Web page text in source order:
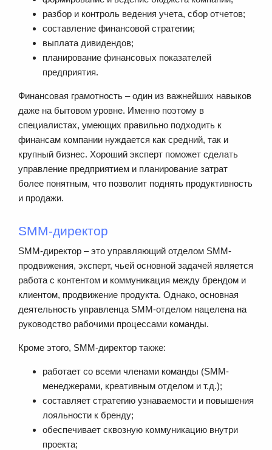
разбор и контроль ведения учета, сбор отчетов;
составление финансовой стратегии;
выплата дивидендов;
планирование финансовых показателей
предприятия.
Финансовая грамотность – один из важнейших навыков
даже на бытовом уровне. Именно поэтому в
специалистах, умеющих правильно подходить к
финансам компании нуждается как средний, так и
крупный бизнес. Хороший эксперт поможет сделать
управление предприятием и планирование затрат
более понятным, что позволит поднять продуктивность
и продажи.
SMM-директор
SMM-директор – это управляющий отделом SMM-
продвижения, эксперт, чьей основной задачей является
работа с контентом и коммуникация между брендом и
клиентом, продвижение продукта. Однако, основная
деятельность управленца SMM-отделом нацелена на
руководство рабочими процессами команды.
Кроме этого, SMM-директор также:
работает со всеми членами команды (SMM-
менеджерами, креативным отделом и т.д.);
составляет стратегию узнаваемости и повышения
лояльности к бренду;
обеспечивает сквозную коммуникацию внутри
проекта;